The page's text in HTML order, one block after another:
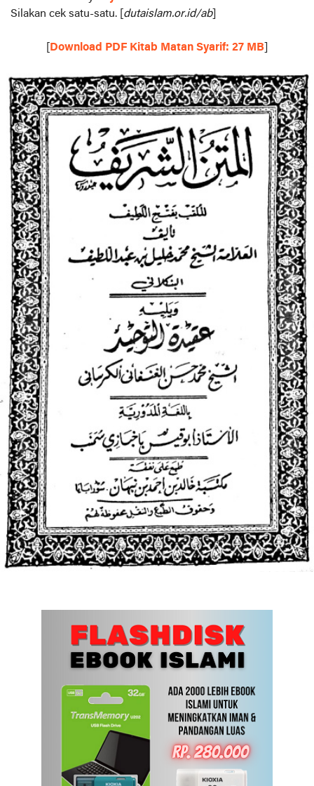
Silakan cek satu-satu. [ dutaislam.or.id/ab]
Download PDF Kitab Matan Syarif: 27 MB